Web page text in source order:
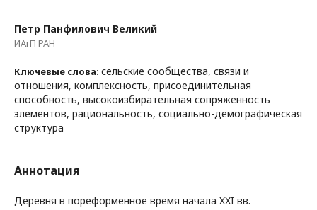
Петр Панфилович Великий
ИАгП РАН
Ключевые слова: сельские сообщества, связи и
отношения, комплексность, присоединительная
способность, высокоизбирательная сопряженность
элементов, рациональность, социально-демографическая
структура
Аннотация
Деревня в пореформенное время начала XXI вв.